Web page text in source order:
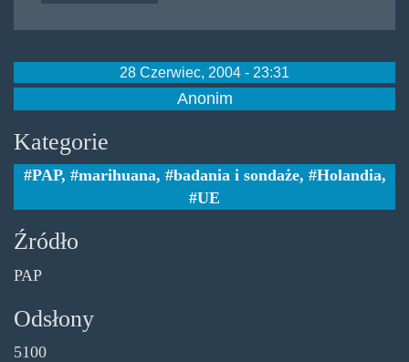
28 Czerwiec, 2004 - 23:31
Anonim
Kategorie
PAP, marihuana, badania i sondaże, Holandia,
UE
Źródło
PAP
Odsłony
5100